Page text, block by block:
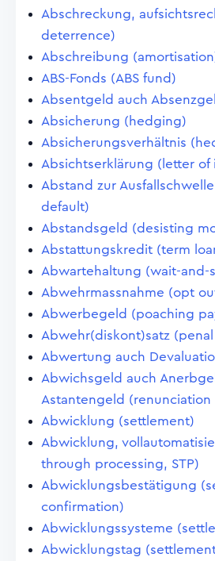
Abschreckung,
deterrence)
Abschreibung
ABS-Fonds (ABS fund)
Absentgeld auch
Absicherung (hedging)
Absicherungsverhältnis
Absichtserklärung (letter of
Abstand zur
default)
Abstandsgeld (desisting
Abstattungskredit (term
Abwartehaltung (wait-and-
Abwehrmassnahme (opt
Abwerbegeld (poaching
Abwehr(diskont)satz
Abwertung auch
Abwichsgeld auch
Astantengeld (renunciation
Abwicklung (settlement)
Abwicklung,
through processing, STP)
Abwicklungsbestätigung
confirmation)
Abwicklungssysteme
Abwicklungstag